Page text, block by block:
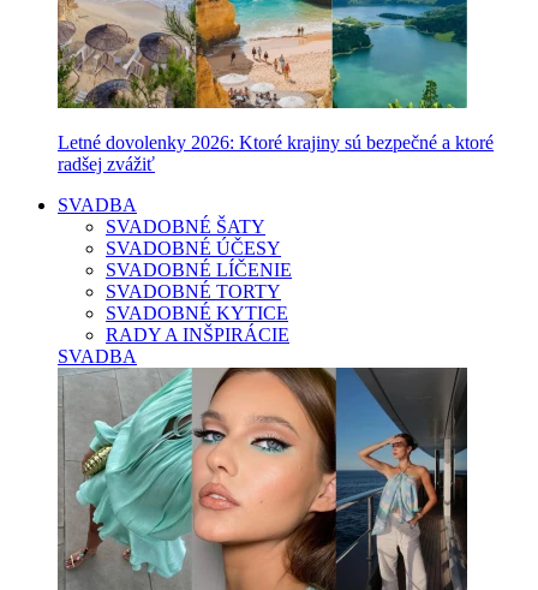
Letné dovolenky 2026: Ktoré krajiny sú bezpečné a ktoré
radšej zvážiť
SVADBA
SVADOBNÉ ŠATY
SVADOBNÉ ÚČESY
SVADOBNÉ LÍČENIE
SVADOBNÉ TORTY
SVADOBNÉ KYTICE
RADY A INŠPIRÁCIE
SVADBA